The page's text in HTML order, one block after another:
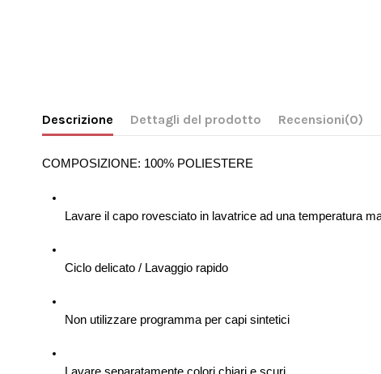
Descrizione Dettagli del prodotto Recensioni(0)
COMPOSIZIONE: 100% POLIESTERE
Lavare il capo rovesciato in lavatrice ad una temperatura
Ciclo delicato / Lavaggio rapido
Non utilizzare programma per capi sintetici